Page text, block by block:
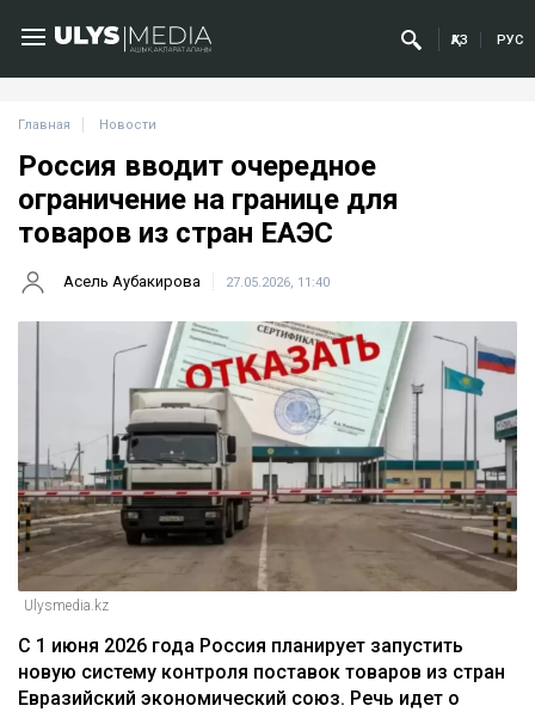
ҚАЗ РУС
Главная Новости
Россия вводит очередное
ограничение на границе для
товаров из стран ЕАЭС
Асель Аубакирова 27.05.2026, 11:40
Ulysmedia.kz
С 1 июня 2026 года Россия планирует запустить
новую систему контроля поставок товаров из стран
Евразийский экономический союз. Речь идет о